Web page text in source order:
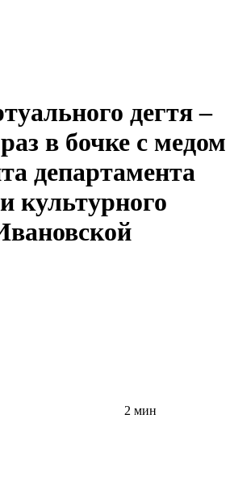
дегтя –
в бочке с медом
департамента
культурного
2 мин